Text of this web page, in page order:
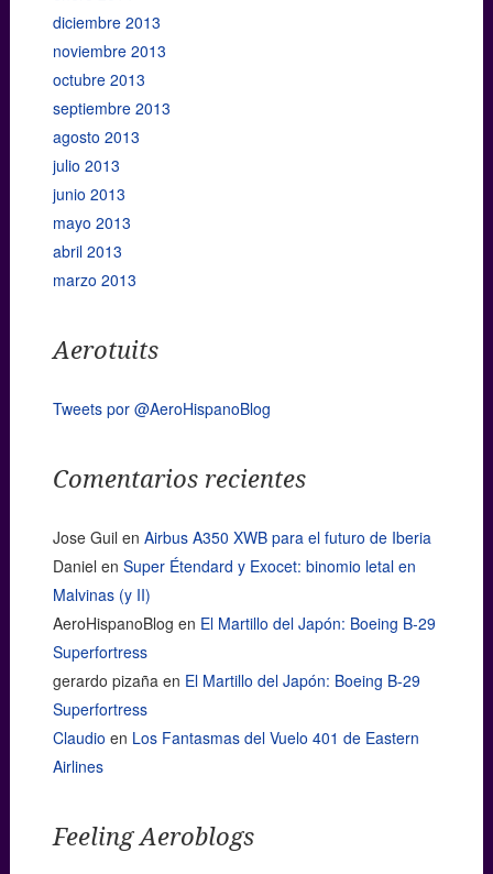
diciembre 2013
noviembre 2013
octubre 2013
septiembre 2013
agosto 2013
julio 2013
junio 2013
mayo 2013
abril 2013
marzo 2013
Aerotuits
Tweets por @AeroHispanoBlog
Comentarios recientes
Jose Guil en Airbus A350 XWB para el futuro de Iberia
Daniel en Super Étendard y Exocet: binomio letal en
Malvinas (y II)
AeroHispanoBlog en El Martillo del Japón: Boeing B-29
Superfortress
gerardo pizañaen El Martillo del Japón: Boeing B-29
Superfortress
Claudio en Los Fantasmas del Vuelo 401 de Eastern
Airlines
Feeling Aeroblogs